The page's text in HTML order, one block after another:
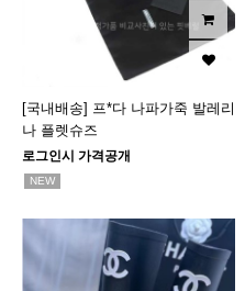
[국내배송] 프*다 나파가죽 발레리
나 플렛슈즈
로그인시 가격공개
NEW